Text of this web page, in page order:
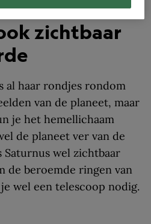
zichtbaar
al haar rondjes rondom
van de planeet, maar
je het hemellichaam
de planeet ver van de
wel zichtbaar
de beroemde ringen van
wel een telescoop nodig.